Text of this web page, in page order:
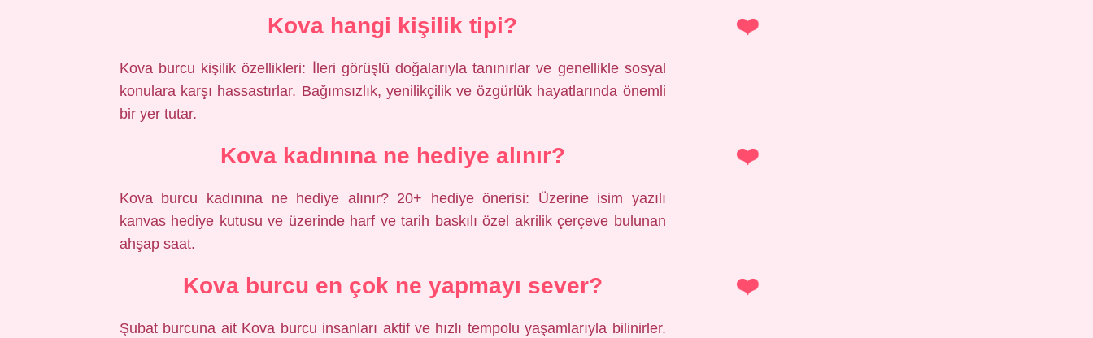
Kova hangi kişilik tipi?
Kova burcu kişilik özellikleri: İleri görüşlü doğalarıyla tanınırlar ve genellikle sosyal
konulara karşı hassastırlar. Bağımsızlık, yenilikçilik ve özgürlük hayatlarında önemli
bir yer tutar.
Kova kadınına ne hediye alınır?
Kova burcu kadınına ne hediye alınır? 20+ hediye önerisi: Üzerine isim yazılı
kanvas hediye kutusu ve üzerinde harf ve tarih baskılı özel akrilik çerçeve bulunan
ahşap saat.
Kova burcu en çok ne yapmayı sever?
Şubat burcuna ait Kova burcu insanları aktif ve hızlı tempolu yaşamlarıyla bilinirler.